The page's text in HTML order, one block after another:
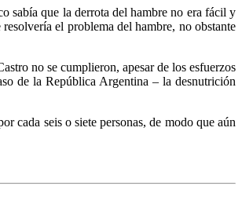
sabía que la derrota del hambre no era fácil y
el problema del hambre, no obstante
no se cumplieron, apesar de los esfuerzos
de la República Argentina – la desnutrición
cada seis o siete personas, de modo que aún